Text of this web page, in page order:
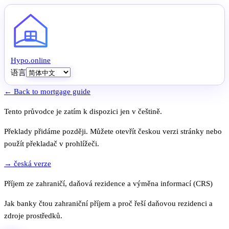
Hypo.online
语言
← Back to mortgage guide
Tento průvodce je zatím k dispozici jen v češtině.
Překlady přidáme později. Můžete otevřít českou verzi stránky nebo
použít překladač v prohlížeči.
→ česká verze
Příjem ze zahraničí, daňová rezidence a výměna informací (CRS)
Jak banky čtou zahraniční příjem a proč řeší daňovou rezidenci a
zdroje prostředků.